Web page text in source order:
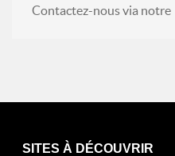
Contactez-nous via notre
SITES À DÉCOUVRIR